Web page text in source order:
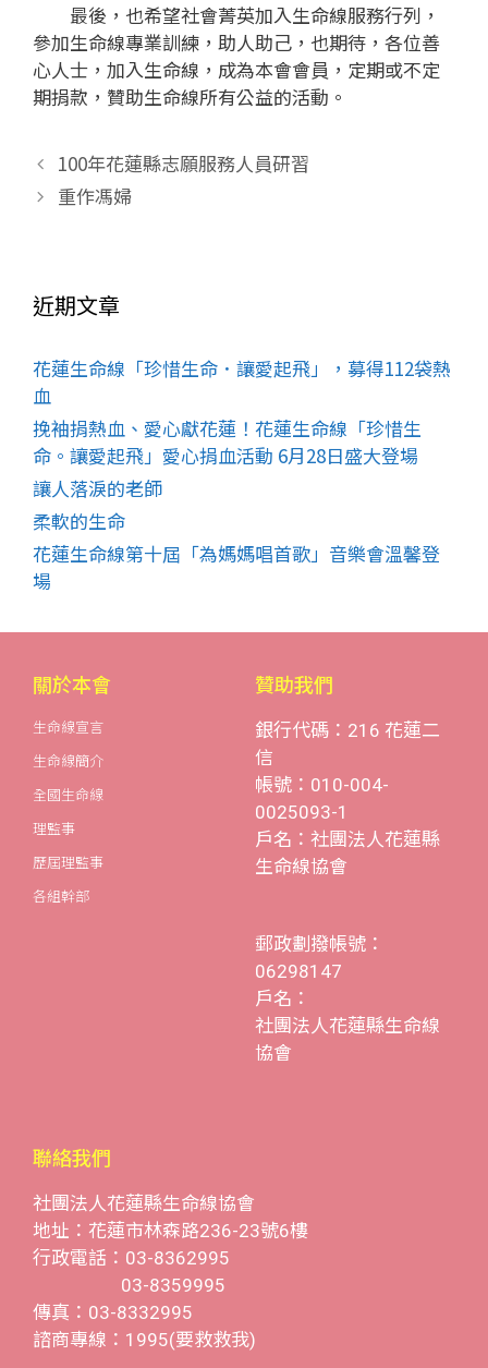
最後，也希望社會菁英加入生命線服務行列，
參加生命線專業訓練，助人助己，也期待，各位善
心人士，加入生命線，成為本會會員，定期或不定
期捐款，贊助生命線所有公益的活動。
100年花蓮縣志願服務人員研習
重作馮婦
近期文章
花蓮生命線「珍惜生命．讓愛起飛」，募得112袋熱
血
挽袖捐熱血、愛心獻花蓮！花蓮生命線「珍惜生
命。讓愛起飛」愛心捐血活動 6月28日盛大登場
讓人落淚的老師
柔軟的生命
花蓮生命線第十屆「為媽媽唱首歌」音樂會溫馨登
場
關於本會
生命線宣言
生命線簡介
全國生命線
理監事
歷屆理監事
各組幹部
贊助我們
銀行代碼：216 花蓮二
信
帳號：010-004-
0025093-1
戶名：社團法人花蓮縣
生命線協會
郵政劃撥帳號：
06298147
戶名：
社團法人花蓮縣生命線
協會
聯絡我們
社團法人花蓮縣生命線協會
地址：花蓮市林森路236-23號6樓
行政電話：03-8362995
03-8359995
傳真：03-8332995
諮商專線：1995(要救救我)